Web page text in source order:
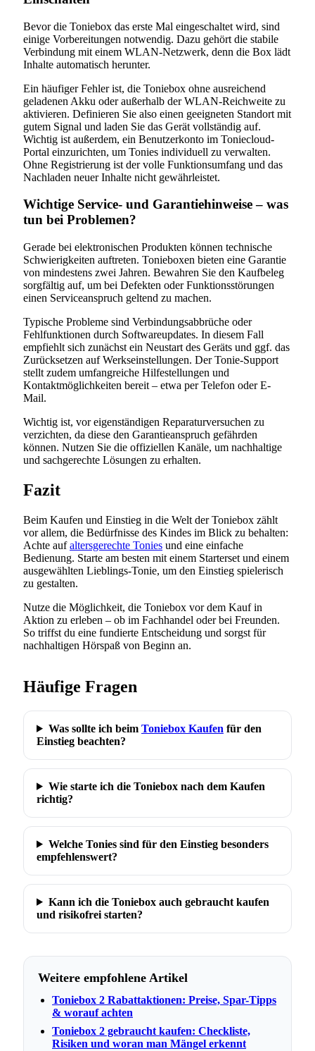
Bevor die Toniebox das erste Mal eingeschaltet wird, sind
einige Vorbereitungen notwendig. Dazu gehört die stabile
Verbindung mit einem WLAN-Netzwerk, denn die Box lädt
Inhalte automatisch herunter.
Ein häufiger Fehler ist, die Toniebox ohne ausreichend
geladenen Akku oder außerhalb der WLAN-Reichweite zu
aktivieren. Definieren Sie also einen geeigneten Standort mit
gutem Signal und laden Sie das Gerät vollständig auf.
Wichtig ist außerdem, ein Benutzerkonto im Toniecloud-
Portal einzurichten, um Tonies individuell zu verwalten.
Ohne Registrierung ist der volle Funktionsumfang und das
Nachladen neuer Inhalte nicht gewährleistet.
Wichtige Service- und Garantiehinweise – was
tun bei Problemen?
Gerade bei elektronischen Produkten können technische
Schwierigkeiten auftreten. Tonieboxen bieten eine Garantie
von mindestens zwei Jahren. Bewahren Sie den Kaufbeleg
sorgfältig auf, um bei Defekten oder Funktionsstörungen
einen Serviceanspruch geltend zu machen.
Typische Probleme sind Verbindungsabbrüche oder
Fehlfunktionen durch Softwareupdates. In diesem Fall
empfiehlt sich zunächst ein Neustart des Geräts und ggf. das
Zurücksetzen auf Werkseinstellungen. Der Tonie-Support
stellt zudem umfangreiche Hilfestellungen und
Kontaktmöglichkeiten bereit – etwa per Telefon oder E-
Mail.
Wichtig ist, vor eigenständigen Reparaturversuchen zu
verzichten, da diese den Garantieanspruch gefährden
können. Nutzen Sie die offiziellen Kanäle, um nachhaltige
und sachgerechte Lösungen zu erhalten.
Fazit
Beim Kaufen und Einstieg in die Welt der Toniebox zählt
vor allem, die Bedürfnisse des Kindes im Blick zu behalten:
Achte aufaltersgerechte Tonies und eine einfache
Bedienung. Starte am besten mit einem Starterset und einem
ausgewählten Lieblings-Tonie, um den Einstieg spielerisch
zu gestalten.
Nutze die Möglichkeit, die Toniebox vor dem Kauf in
Aktion zu erleben – ob im Fachhandel oder bei Freunden.
So triffst du eine fundierte Entscheidung und sorgst für
nachhaltigen Hörspaß von Beginn an.
Häufige Fragen
Was sollte ich beim Toniebox Kaufen für den
Einstieg beachten?
Wie starte ich die Toniebox nach dem Kaufen
richtig?
Welche Tonies sind für den Einstieg besonders
empfehlenswert?
Kann ich die Toniebox auch gebraucht kaufen
und risikofrei starten?
Weitere empfohlene Artikel
Toniebox 2 Rabattaktionen: Preise, Spar-Tipps
& worauf achten
Toniebox 2 gebraucht kaufen: Checkliste,
Risiken und woran man Mängel erkennt